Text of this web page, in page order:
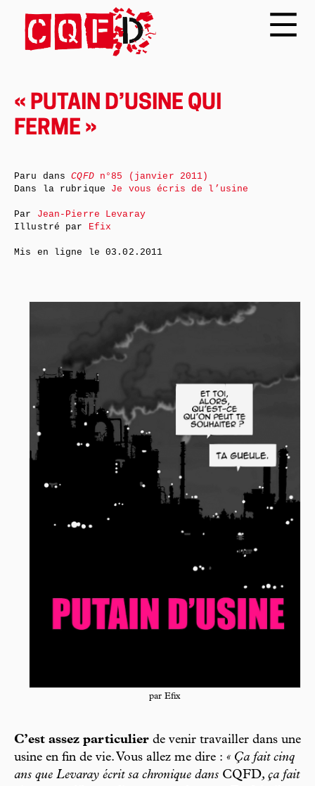
« PUTAIN D’USINE QUI
FERME »
par Efix
C’est assez particulier de venir travailler dans une
usine en fin de vie. Vous allez me dire : « Ça fait cinq
ans que Levaray écrit sa chronique dans CQFD, ça fait
Paru dansCQFDn°85 (janvier 2011)
Dans la rubrique Je vous écris de l’usine
Par Jean-Pierre Levaray
Illustré par Efix
Mis en ligne le03.02.2011